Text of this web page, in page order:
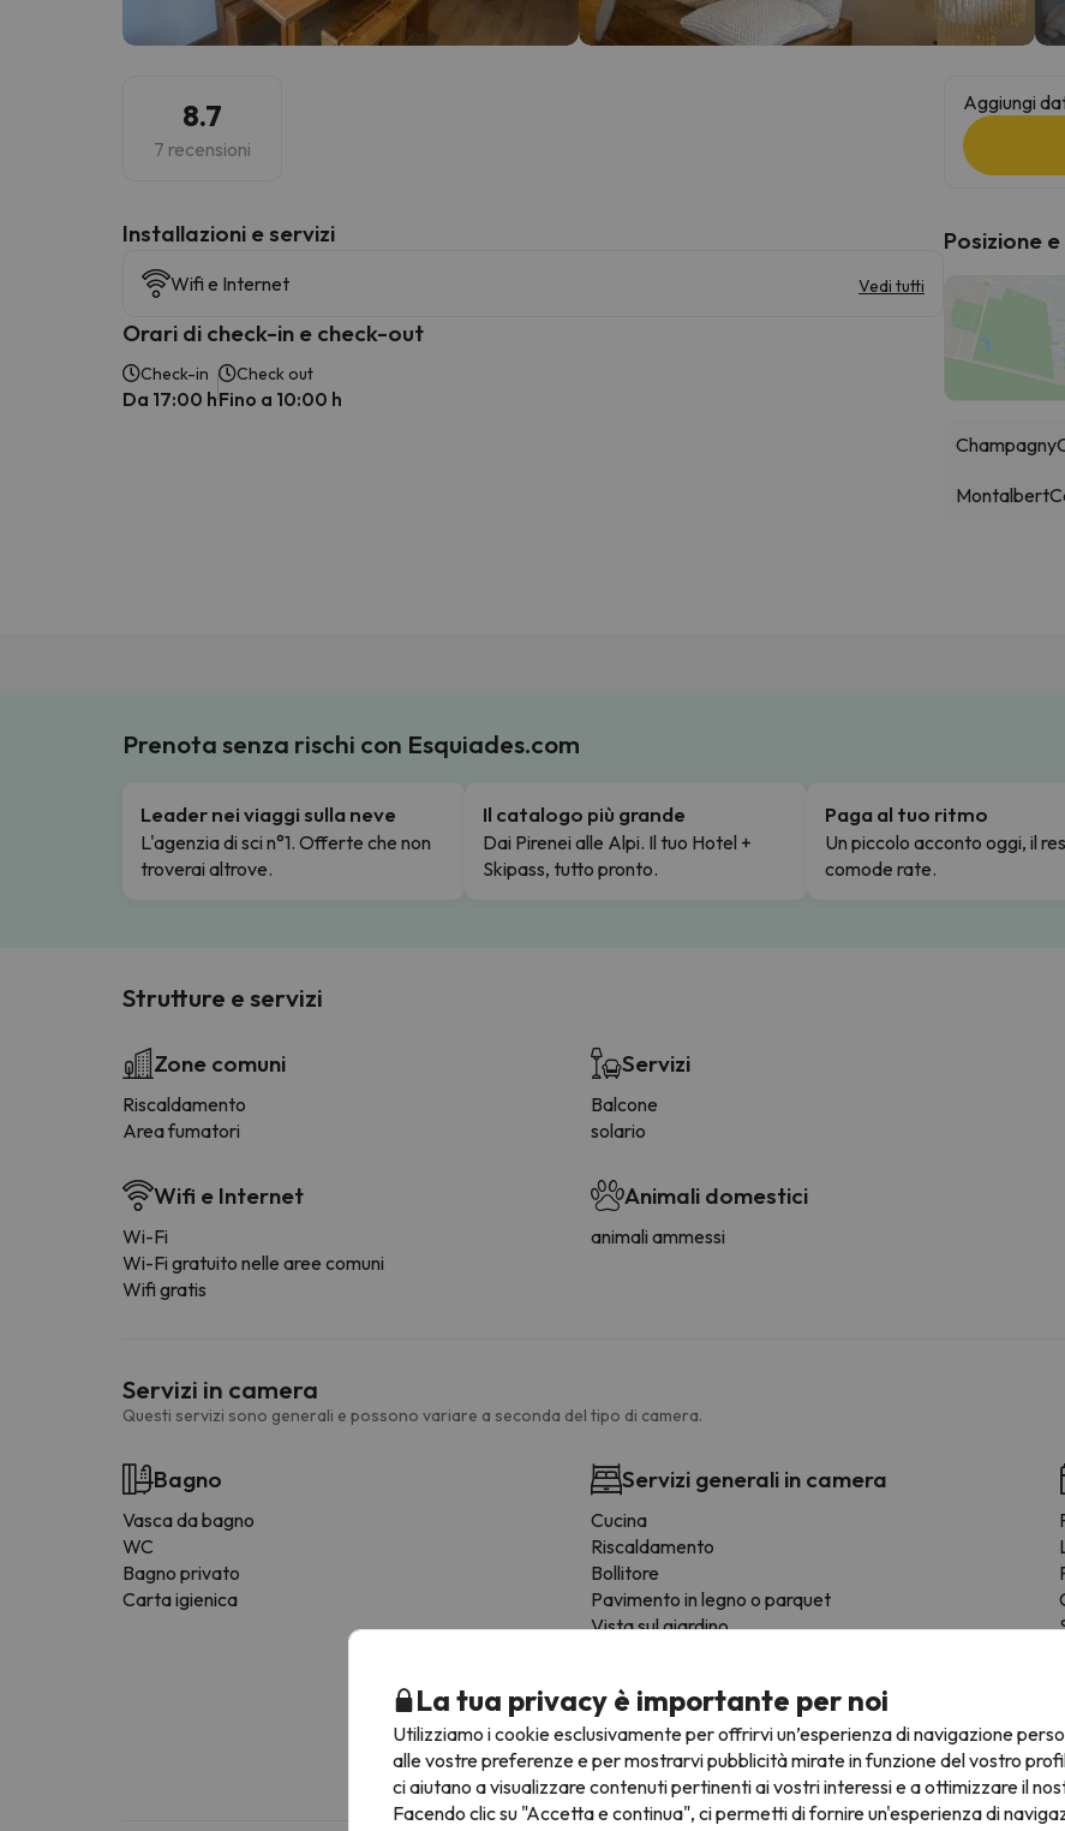
8.7
7 recensioni
Installazioni e servizi
Wifi e Internet Vedi tutti
Orari di check-in e check-out
Check-in
Da 17:00 h
Check out
Fino a 10:00 h
Aggiungi
Posizione
Champagny
Montalbert
Prenota senza rischi con Esquiades.com
Leader nei viaggi sulla neve
L'agenzia di sci n°1. Offerte che non
troverai altrove.
Il catalogo più grande
Dai Pirenei alle Alpi. Il tuo Hotel +
Skipass, tutto pronto.
Paga al tuo ritmo
Un piccolo acconto oggi, il
comode rate.
Strutture e servizi
Zone comuni
Riscaldamento
Area fumatori
Wifi e Internet
Wi-Fi
Wi-Fi gratuito nelle aree comuni
Wifi gratis
Servizi
Balcone
solario
Animali domestici
animali ammessi
Servizi in camera
Questi servizi sono generali e possono variare a seconda del tipo di camera.
Bagno
Vasca da bagno
WC
Bagno privato
Carta igienica
Servizi generali in camera
Cucina
Riscaldamento
Bollitore
Pavimento in legno o parquet
Vista sul giardino
Presa di corrente vicino al letto
Rivelatore di fumo
La tua privacy è importante per noi
Utilizziamo i cookie esclusivamente per offrirvi un’esperienza di navigazione
alle vostre preferenze e per mostrarvi pubblicità mirate in funzione del vostro
ci aiutano a visualizzare contenuti pertinenti ai vostri interessi e a ottimizzare il
Facendo clic su "Accetta e continua", ci permetti di fornire un'esperienza di